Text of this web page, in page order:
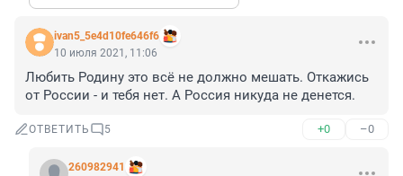
ivan5_5e4d10fe646f6
10 июля 2021, 11:06
Любить Родину это всё не должно мешать. Откажись
от России - и тебя нет. А Россия никуда не денется.
ОТВЕТИТЬ 5 +0 –0
260982941